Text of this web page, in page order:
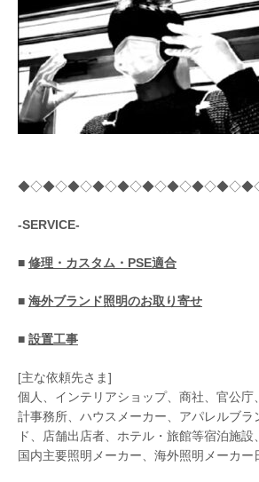
-SERVICE-
■ 修理・カスタム・PSE適合
■ 海外ブランド照明のお取り寄せ
■ 設置工事
[主な依頼先さま]
個人、インテリアショップ、商社、官公庁
計事務所、ハウスメーカー、アパレルブラ
ド、店舗出店者、ホテル・旅館等宿泊施設
国内主要照明メーカー、海外照明メーカー